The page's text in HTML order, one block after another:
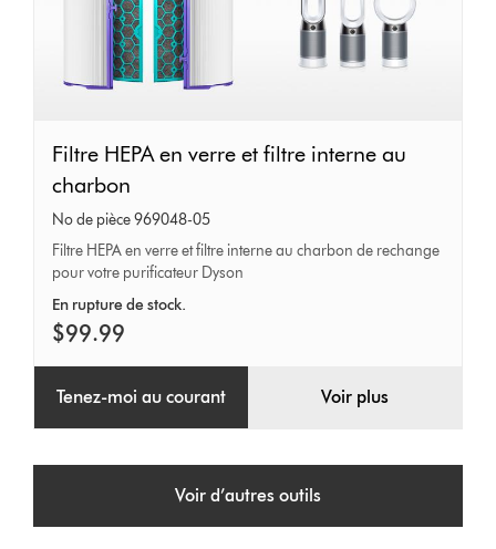
Filtre
HEPA
en
verre
et
filtre
interne
au
charbon
Filtre HEPA en verre et filtre interne au
charbon
No de pièce 969048-05
Filtre HEPA en verre et filtre interne au charbon de rechange
pour votre purificateur Dyson
En rupture de stock.
$99.99
Tenez-moi au courant Voir plus
Voir d’autres outils